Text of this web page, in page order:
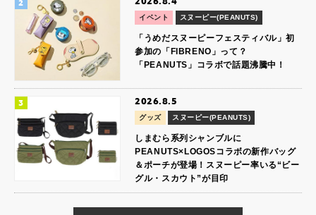
イベント スヌーピー(PEANUTS)
「うめだスヌーピーフェスティバル」初
参加の「FIBRENO」って？
「PEANUTS」コラボで話題沸騰中！
2026.8.5
グッズ スヌーピー(PEANUTS)
しまむら系列シャンブルに
PEANUTS×LOGOSコラボの新作バッグ
＆ポーチが登場！スヌーピー率いる“ビー
グル・スカウト”が目印